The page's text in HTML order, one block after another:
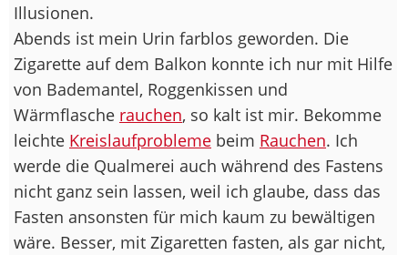
Illusionen.
Abends ist mein Urin farblos geworden. Die
Zigarette auf dem Balkon konnte ich nur mit Hilfe
von Bademantel, Roggenkissen und
Wärmflasche rauchen, so kalt ist mir. Bekomme
leichte Kreislaufprobleme beim Rauchen. Ich
werde die Qualmerei auch während des Fastens
nicht ganz sein lassen, weil ich glaube, dass das
Fasten ansonsten für mich kaum zu bewältigen
wäre. Besser, mit Zigaretten fasten, als gar nicht,